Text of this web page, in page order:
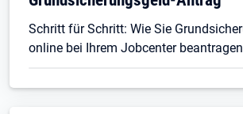
Schritt für Schritt: Wie Sie
online bei Ihrem Jobcenter